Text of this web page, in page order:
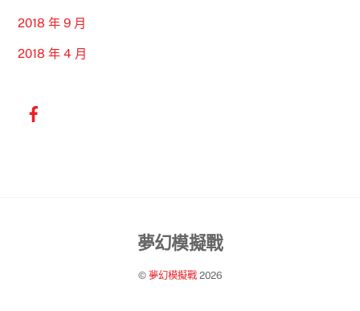
2018 年 9 月
2018 年 4 月
Back
Top
夢幻模擬戰
© 夢幻模擬戰2026